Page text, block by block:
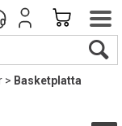
> Basketplatta